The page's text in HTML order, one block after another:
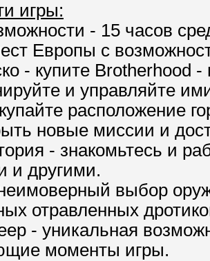
игры:
- 15 часов
Европы с
- купите Brotherhood
и управляйте
расположение
новые миссии и
- знакомьтесь и
и другими.
выбор
отравленных
- уникальная
моменты игры.